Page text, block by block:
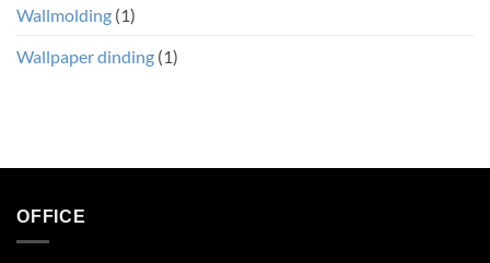
Wallmolding (1)
Wallpaper dinding (1)
OFFICE